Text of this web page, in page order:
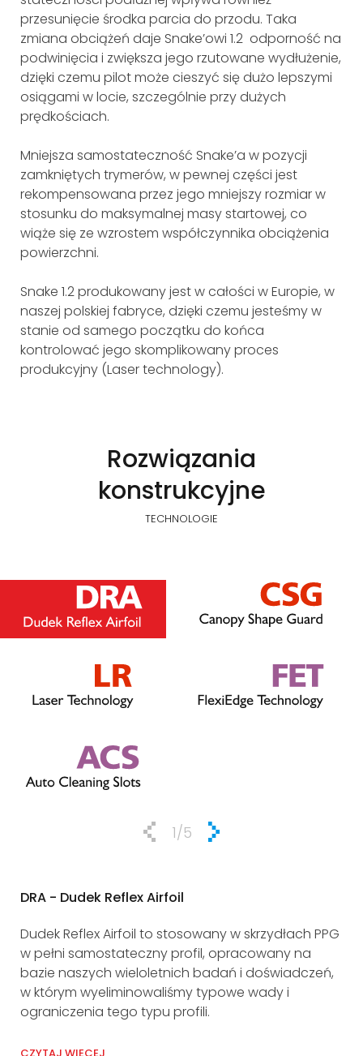
przesunięcie środka parcia do przodu. Taka
zmiana obciążeń daje Snake’owi 1.2 odporność na
podwinięcia i zwiększa jego rzutowane wydłużenie,
dzięki czemu pilot może cieszyć się dużo lepszymi
osiągami w locie, szczególnie przy dużych
prędkościach.
Mniejsza samostateczność Snake’a w pozycji
zamkniętych trymerów, w pewnej części jest
rekompensowana przez jego mniejszy rozmiar w
stosunku do maksymalnej masy startowej, co
wiąże się ze wzrostem współczynnika obciążenia
powierzchni.
Snake 1.2 produkowany jest w całości w Europie, w
naszej polskiej fabryce, dzięki czemu jesteśmy w
stanie od samego początku do końca
kontrolować jego skomplikowany proces
produkcyjny (Laser technology).
Rozwiązania
konstrukcyjne
TECHNOLOGIE
1/5
DRA - Dudek Reflex Airfoil
Dudek Reflex Airfoil to stosowany w skrzydłach PPG
w pełni samostateczny profil, opracowany na
bazie naszych wieloletnich badań i doświadczeń,
w którym wyeliminowaliśmy typowe wady i
ograniczenia tego typu profili.